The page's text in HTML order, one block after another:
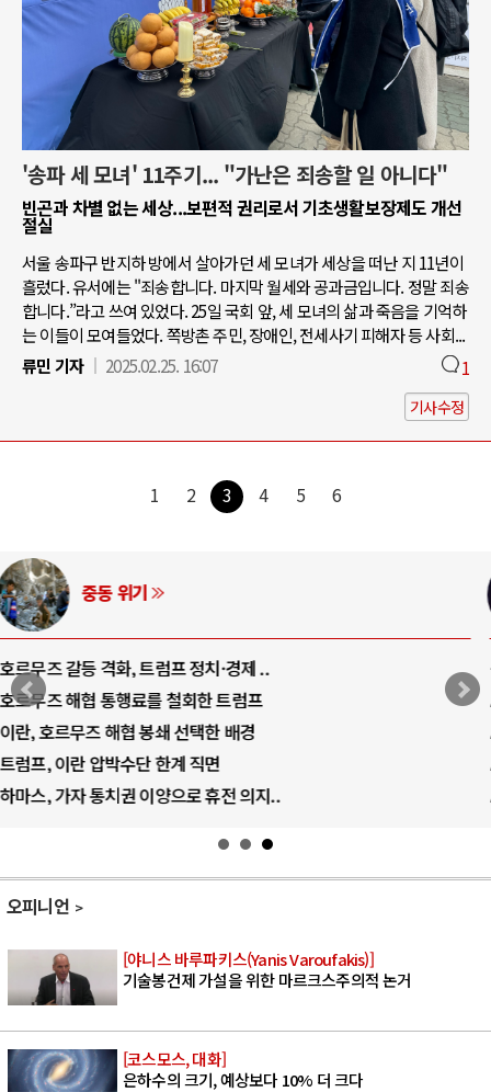
'송파 세 모녀' 11주기... "가난은 죄송할 일 아니다"
빈곤과 차별 없는 세상...보편적 권리로서 기초생활보장제도 개선
절실
서울 송파구 반지하 방에서 살아가던 세 모녀가 세상을 떠난 지 11년이
흘렀다. 유서에는 "죄송합니다. 마지막 월세와 공과금입니다. 정말 죄송
합니다.”라고 쓰여 있었다. 25일 국회 앞, 세 모녀의 삶과 죽음을 기억하
는 이들이 모여들었다. 쪽방촌 주민, 장애인, 전세사기 피해자 등 사회...
류민 기자
2025.02.25. 16:07 1
기사수정
1 2 3 4 5 6
AI와 인간
중국 AI, 저가 공세로 글로벌 토큰 시..
AI 국부펀드 구상 놓고 미국 진보진영 ..
AI 데이터센터 반대 투쟁은 새로운 글로..
AI의 숨은 환경 비용: 데이터센터 확산..
AI는 어떻게 미국 민주주의를 잠식하고 ..
오피니언
[야니스 바루파키스(Yanis Varoufakis)]
기술봉건제 가설을 위한 마르크스주의적 논거
[코스모스, 대화]
은하수의 크기, 예상보다 10% 더 크다